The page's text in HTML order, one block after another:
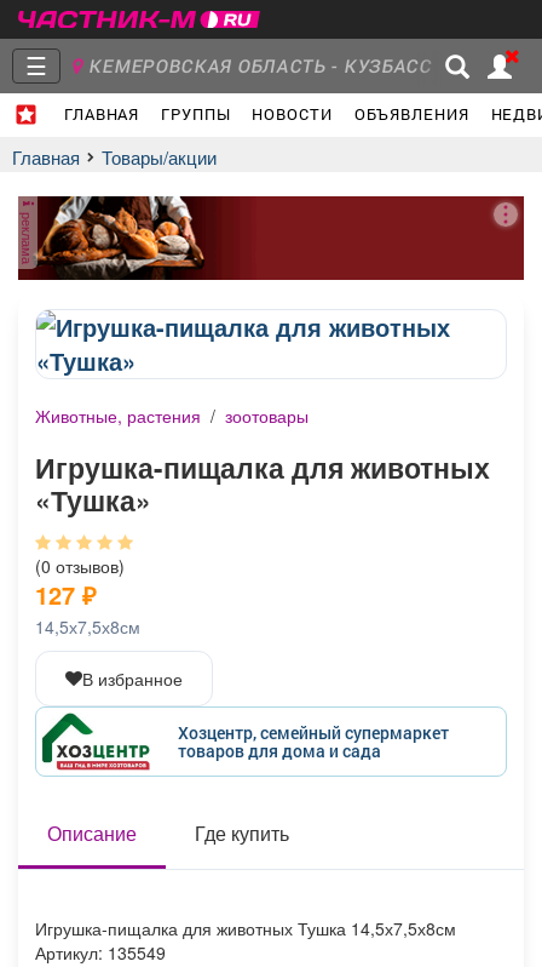
☰ КЕМЕРОВСКАЯ ОБЛАСТЬ - КУЗБАСС
ГЛАВНАЯ ГРУППЫ НОВОСТИ ОБЪЯВЛЕНИЯ
Главная
Объявления Недвижимость Услуги
Работа Транспорт
Афиша
ТВ программа Я - пенсионер
Главная Товары/акции
реклама
Животные, растения / зоотовары
Игрушка-пищалка для животных
«Тушка»
(0 отзывов)
127 ₽
14,5х7,5х8см
В избранное
Хозцентр, семейный супермаркет
товаров для дома и сада
Описание Где купить
Игрушка-пищалка для животных Тушка 14,5х7,5х8см
Артикул: 135549